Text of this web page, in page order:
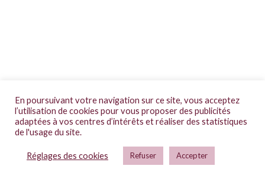
Mentions légales
FAQs
Politique de confidentialité
En poursuivant votre navigation sur ce site, vous acceptez
l’utilisation de cookies pour vous proposer des publicités
adaptées à vos centres d’intérêts et réaliser des statistiques
de l'usage du site.
Réglages des cookies Refuser Accepter